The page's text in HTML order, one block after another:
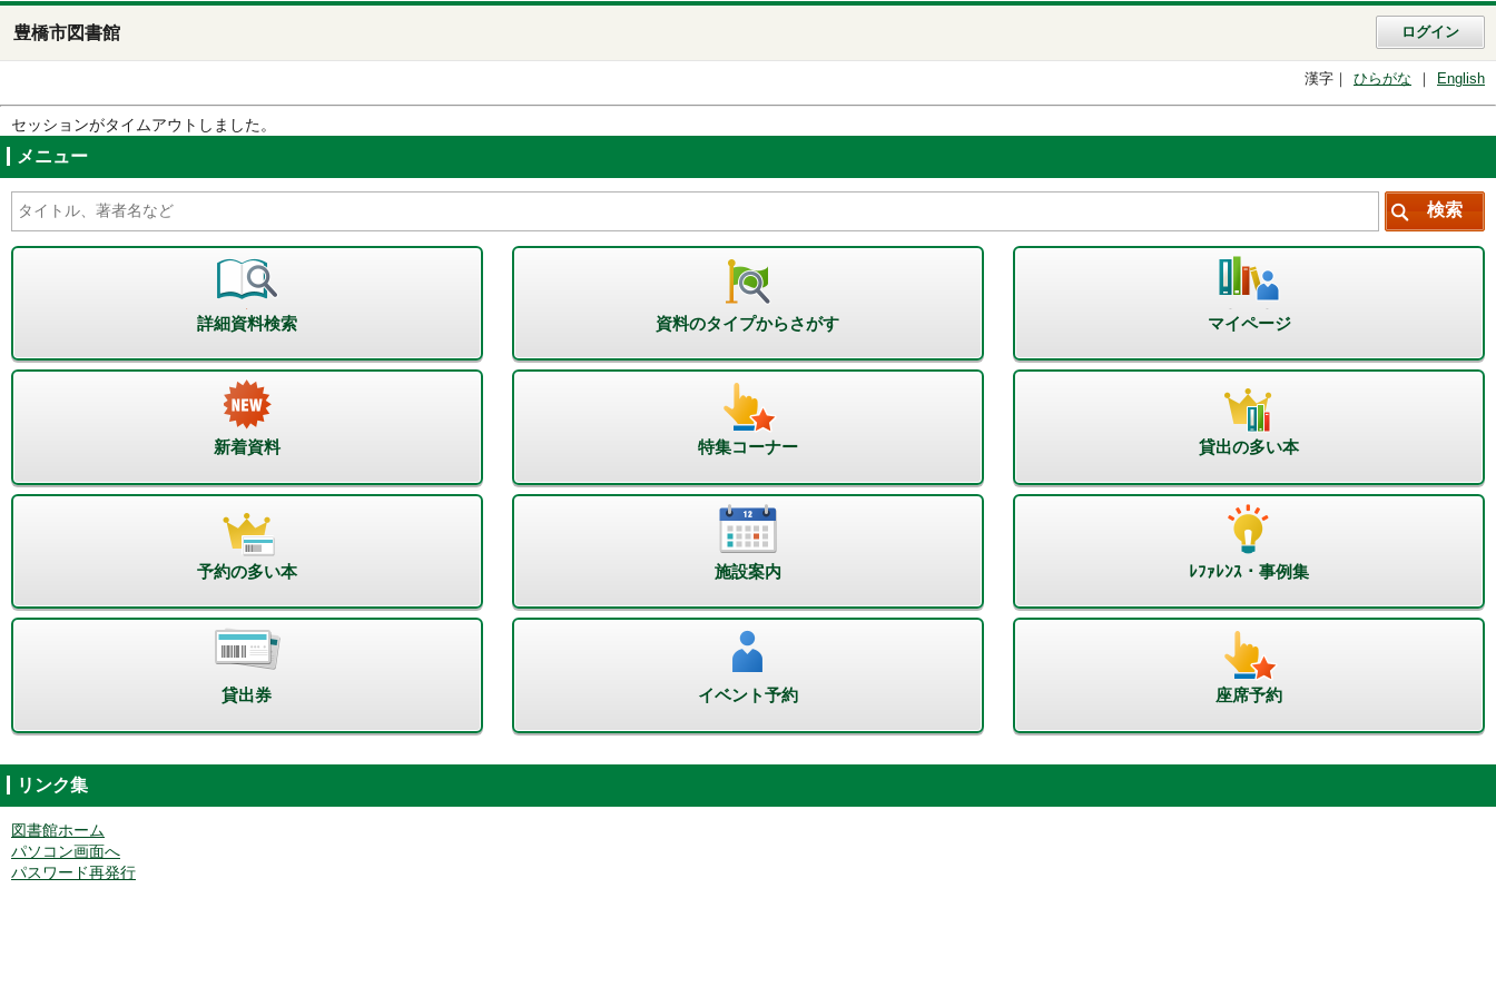
豊橋市図書館 ログイン
漢字 ひらがな English
セッションがタイムアウトしました。
メニュー
詳細資料検索 資料のタイプからさがす マイページ
新着資料 特集コーナー 貸出の多い本
予約の多い本 施設案内 ﾚﾌｧﾚﾝｽ・事例集
貸出券 イベント予約 座席予約
リンク集
図書館ホーム
パソコン画面へ
パスワード再発行